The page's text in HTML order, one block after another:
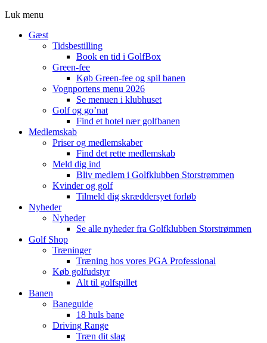
Luk menu
Gæst
Tidsbestilling
Book en tid i GolfBox
Green-fee
Køb Green-fee og spil banen
Vognportens menu 2026
Se menuen i klubhuset
Golf og go’nat
Find et hotel nær golfbanen
Medlemskab
Priser og medlemskaber
Find det rette medlemskab
Meld dig ind
Bliv medlem i Golfklubben Storstrømmen
Kvinder og golf
Tilmeld dig skræddersyet forløb
Nyheder
Nyheder
Se alle nyheder fra Golfklubben Storstrømmen
Golf Shop
Træninger
Træning hos vores PGA Professional
Køb golfudstyr
Alt til golfspillet
Banen
Baneguide
18 huls bane
Driving Range
Træn dit slag